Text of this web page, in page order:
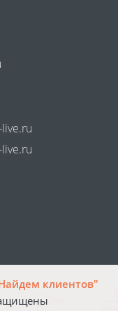
клиентов"